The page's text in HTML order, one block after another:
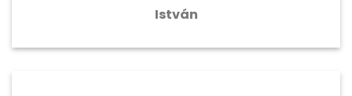
István